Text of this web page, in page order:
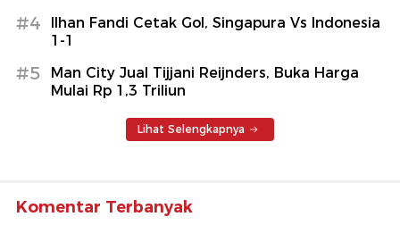
#4
Ilhan Fandi Cetak Gol, Singapura Vs Indonesia
1-1
#5
Man City Jual Tijjani Reijnders, Buka Harga
Mulai Rp 1,3 Triliun
Lihat Selengkapnya
Komentar Terbanyak